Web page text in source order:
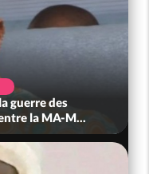
guerre des
la MA-M...